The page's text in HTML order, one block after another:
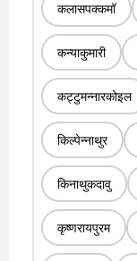
कलासपक्कमॉ
कन्याकुमारी
कट्टुमन्नारकोइल
किल्पेन्नाथुर
किनाथुकदावु
कृष्णरायपुरम